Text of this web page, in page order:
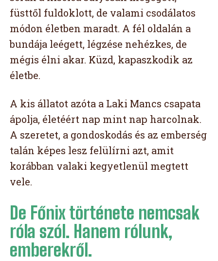
füsttől fuldoklott, de valami csodálatos
módon életben maradt. A fél oldalán a
bundája leégett, légzése nehézkes, de
mégis élni akar. Küzd, kapaszkodik az
életbe.
A kis állatot azóta a Laki Mancs csapata
ápolja, életéért nap mint nap harcolnak.
A szeretet, a gondoskodás és az emberség
talán képes lesz felülírni azt, amit
korábban valaki kegyetlenül megtett
vele.
De Főnix története nemcsak
róla szól. Hanem rólunk,
emberekről.